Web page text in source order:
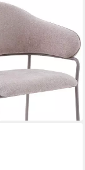
Stuhl mit